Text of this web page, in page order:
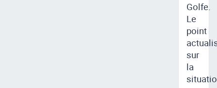
Golfe.
Le
point
sur
la